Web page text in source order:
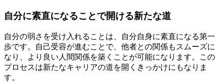
自分に素直になることで開ける新たな道
自分の弱さを受け入れることは、自分自身に素直になる第一
歩です。自己受容が進むことで、他者との関係もスムーズに
なり、より良い人間関係を築くことが可能になります。この
プロセスは新たなキャリアの道を開くきっかけにもなりま
す。